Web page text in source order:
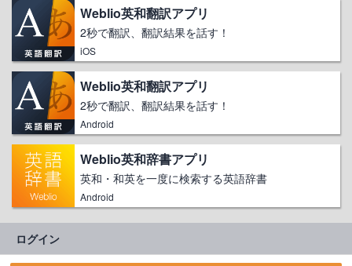
Weblio英和翻訳アプリ
2秒で翻訳、翻訳結果を話す！
iOS
Weblio英和翻訳アプリ
2秒で翻訳、翻訳結果を話す！
Android
Weblio英和辞書アプリ
英和・和英を一度に検索する英語辞書
Android
ログイン